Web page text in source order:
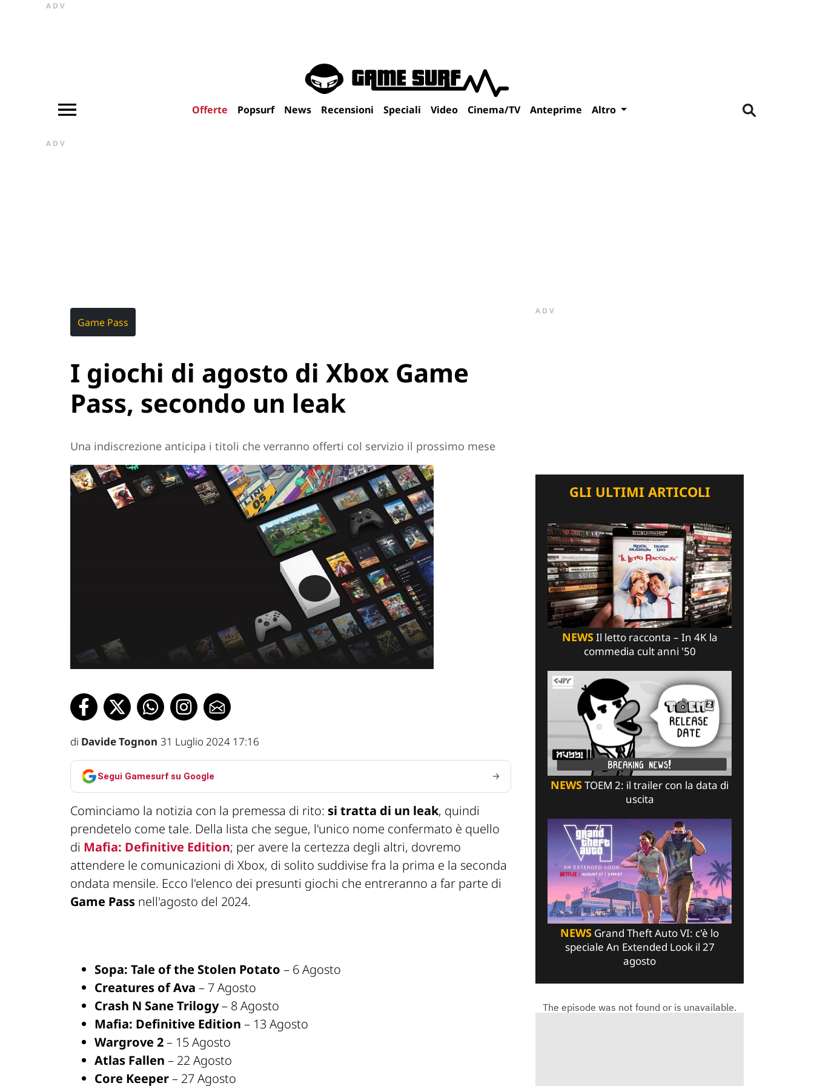
ADV
Offerte Popsurf News Recensioni Speciali Video Cinema/TV Anteprime Altro
ADV
Game Pass
I giochi di agosto di Xbox Game
Pass, secondo un leak
Una indiscrezione anticipa i titoli che verranno offerti col servizio il prossimo mese
di Davide Tognon 31 Luglio 2024 17:16
Segui Gamesurf su Google
Cominciamo la notizia con la premessa di rito: si tratta di un leak, quindi
prendetelo come tale. Della lista che segue, l'unico nome confermato è quello
di Mafia: Definitive Edition; per avere la certezza degli altri, dovremo
attendere le comunicazioni di Xbox, di solito suddivise fra la prima e la seconda
ondata mensile. Ecco l'elenco dei presunti giochi che entreranno a far parte di
Game Pass nell'agosto del 2024.
Sopa: Tale of the Stolen Potato – 6 Agosto
Creatures of Ava – 7 Agosto
Crash N Sane Trilogy– 8 Agosto
Mafia: Definitive Edition – 13 Agosto
Wargrove 2– 15 Agosto
Atlas Fallen – 22 Agosto
Core Keeper– 27 Agosto
ADV
GLI ULTIMI ARTICOLI
NEWSIl letto racconta – In 4K la
commedia cult anni '50
NEWSTOEM 2: il trailer con la data di
uscita
NEWS Grand Theft Auto VI: c'è lo
speciale An Extended Look il 27
agosto